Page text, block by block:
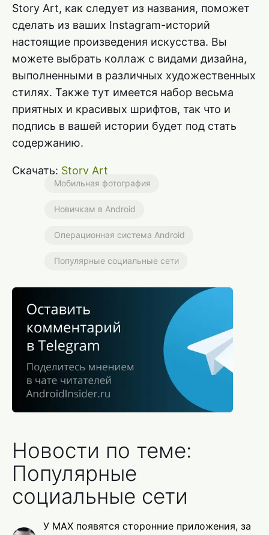
Story Art, как следует из названия, поможет
сделать из ваших Instagram-историй
настоящие произведения искусства. Вы
можете выбрать коллаж с видами дизайна,
выполненными в различных художественных
стилях. Также тут имеется набор весьма
приятных и красивых шрифтов, так что и
подпись в вашей истории будет под стать
содержанию.
Скачать: Story Art
Мобильная фотография
Новичкам в Android
Операционная система Android
Популярные социальные сети
Новости по теме:
Популярные
социальные сети
У MAX появятся сторонние приложения, за